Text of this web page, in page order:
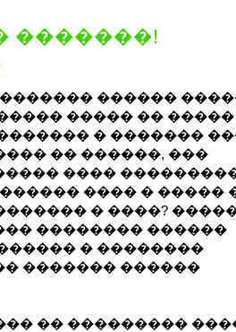
�������!
������
����� �� �����
� �������
�� ������, ���
����
���� � �����
� ����?
�������� ������
� ��������
������� ������
�� ���������